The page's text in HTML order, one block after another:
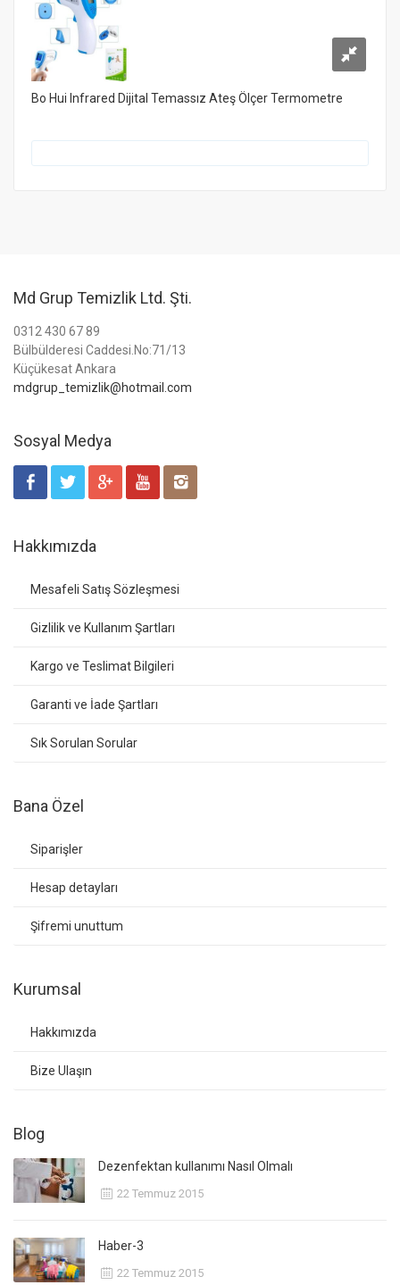
Bo Hui Infrared Dijital Temassız Ateş Ölçer Termometre
Md Grup Temizlik Ltd. Şti.
0312 430 67 89
Bülbülderesi Caddesi.No:71/13
Küçükesat Ankara
mdgrup_temizlik@hotmail.com
Sosyal Medya
Hakkımızda
Mesafeli Satış Sözleşmesi
Gizlilik ve Kullanım Şartları
Kargo ve Teslimat Bilgileri
Garanti ve İade Şartları
Sık Sorulan Sorular
Bana Özel
Siparişler
Hesap detayları
Şifremi unuttum
Kurumsal
Hakkımızda
Bize Ulaşın
Blog
Dezenfektan kullanımı Nasıl Olmalı
22 Temmuz 2015
Haber-3
22 Temmuz 2015